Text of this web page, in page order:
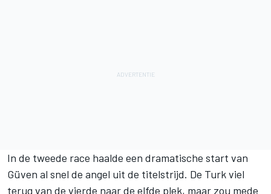
In de tweede race haalde een dramatische start van
Güven al snel de angel uit de titelstrijd. De Turk viel
terug van de vierde naar de elfde plek, maar zou mede